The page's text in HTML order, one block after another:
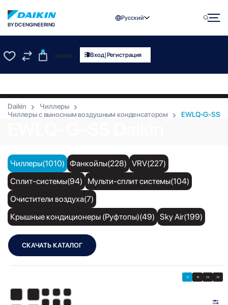
BY DC ENGINEERING
Русский
0
UZS0.00 Вход|Регистрация
Daikin
Чиллеры
Чиллеры с выносным воздушным конденсатором
EWLQ-G-SS
Чиллеры(1010) Фанкойлы(228) VRV(227)
Сплит-системы(94)
Мульти-сплит системы(104)
Очистители воздуха(7)
Крышные кондиционеры (Руфтопы)(49) Sky Air(199)
СКАЧАТЬ КАТАЛОГ
12 18 24 30